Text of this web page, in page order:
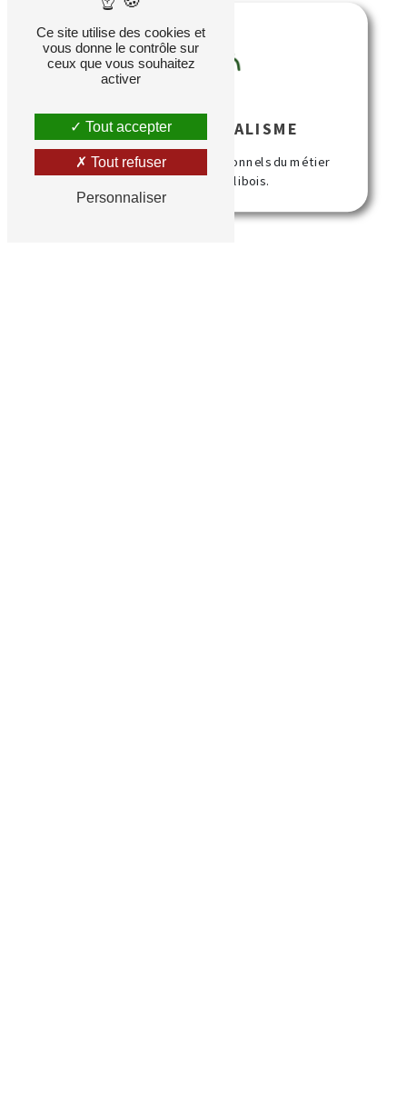
PROFESSIONNALISME
Nous sommes des professionnels du métier
certifié RGE Qualibois.
Ce site utilise des cookies et
vous donne le contrôle sur
ceux que vous souhaitez
activer
Tout accepter
Tout refuser
Personnaliser